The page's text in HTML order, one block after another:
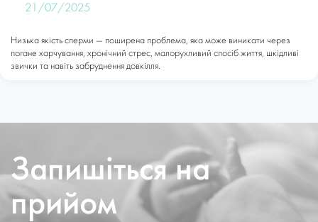
21/07/2025
Низька якість сперми — поширена проблема, яка може виникати через
погане харчування, хронічний стрес, малорухливий спосіб життя, шкідливі
звички та навіть забруднення довкілля.
Запишіться на
прийом